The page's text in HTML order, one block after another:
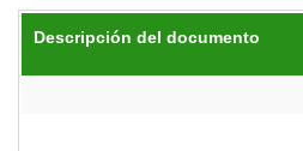
Descripción del documento